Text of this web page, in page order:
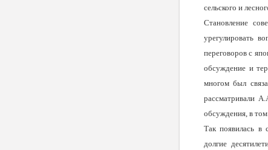
сельского и
Становление
урегулировать
переговоров с
обсуждение и
многом был
рассматривали
обсуждения, в
Так появилась в
долгие